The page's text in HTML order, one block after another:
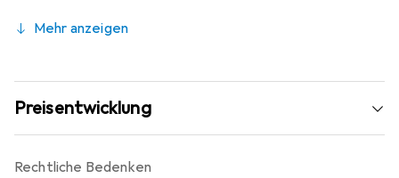
Mehr anzeigen
Preisentwicklung
Rechtliche Bedenken